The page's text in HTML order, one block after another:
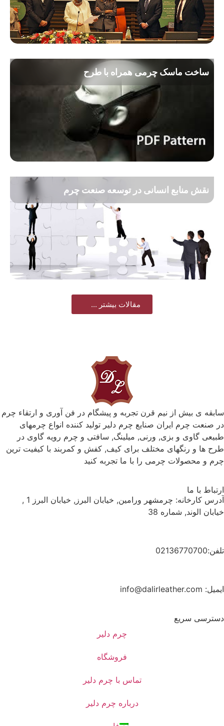
ساخت ماسک چرمی همراه با طرح
نقش منابع انسانی در توسعه صنعت چرم
مقالات بیشتر ...
سابقه ی بیش از نیم قرن تجربه و پیشگام در فن آوری و ارتقاء چرم
در صنعت چرم ایران صنایع چرم دلیر تولید کننده انواع چرمهای
طبیعی گاوی و بزی, ورنی, میلینگ, سافتی و چرم رویه گاوی در
طرح ها و رنگهای مختلف برای کیف, کفش و کمربند با کیفیت ترین
چرم و محصولات چرمی را با ما تجربه کنید
ارتباط با ما
آدرس کارخانه: چرمشهر ورامین, خیابان البرز, خیابان البرز 1 ,
خیابان الوند, شماره 38
تلفن:02136770700
ایمیل: info@dalirleather.com
دسترسی سریع
چرم دلیر
فروشگاه
تماس با چرم دلیر
درباره چرم دلیر